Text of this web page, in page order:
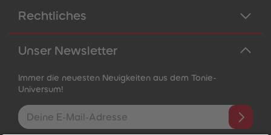
Rechtliches
Unser Newsletter
Immer die neuesten Neuigkeiten aus dem Tonie-
Universum!
E-Mail-Addresse